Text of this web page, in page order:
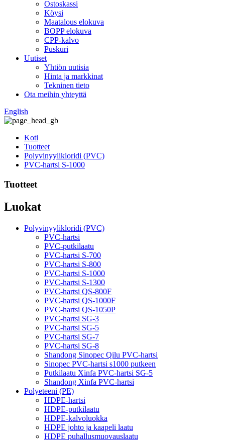
Ostoskassi
Köysi
Maatalous elokuva
BOPP elokuva
CPP-kalvo
Puskuri
Uutiset
Yhtiön uutisia
Hinta ja markkinat
Tekninen tieto
Ota meihin yhteyttä
English
Koti
Tuotteet
Polyvinyylikloridi (PVC)
PVC-hartsi S-1000
Tuotteet
Luokat
Polyvinyylikloridi (PVC)
PVC-hartsi
PVC-putkilaatu
PVC-hartsi S-700
PVC-hartsi S-800
PVC-hartsi S-1000
PVC-hartsi S-1300
PVC-hartsi QS-800F
PVC-hartsi QS-1000F
PVC-hartsi QS-1050P
PVC-hartsi SG-3
PVC-hartsi SG-5
PVC-hartsi SG-7
PVC-hartsi SG-8
Shandong Sinopec Qilu PVC-hartsi
Sinopec PVC-hartsi s1000 putkeen
Putkilaatu Xinfa PVC-hartsi SG-5
Shandong Xinfa PVC-hartsi
Polyeteeni (PE)
HDPE-hartsi
HDPE-putkilaatu
HDPE-kalvoluokka
HDPE johto ja kaapeli laatu
HDPE puhallusmuovauslaatu